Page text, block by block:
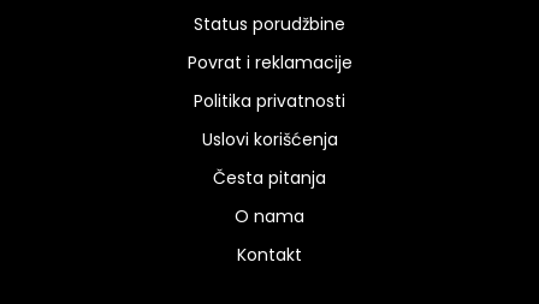
Status porudžbine
Povrat i reklamacije
Politika privatnosti
Uslovi korišćenja
Česta pitanja
O nama
Kontakt